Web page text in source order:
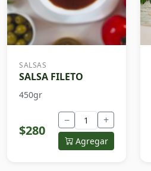
SALSAS
SALSA FILETO
450gr
$280
− +
Agregar